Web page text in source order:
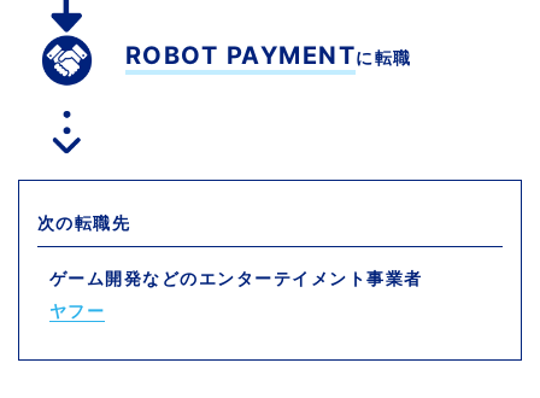
ROBOT PAYMENTに転職
次の転職先
ゲーム開発などのエンターテイメント事業者
ヤフー